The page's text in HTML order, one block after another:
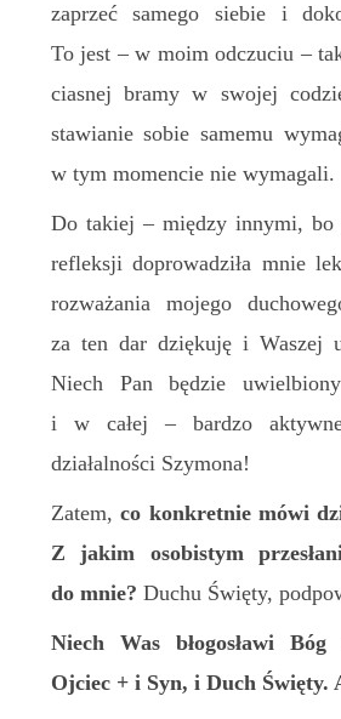
zaprzeć samego siebie i
To jest – w moim odczuciu –
ciasnej bramy w swojej
stawianie sobie samemu
w tym momencie nie wymagali.
Do takiej – między innymi,
refleksji doprowadziła mnie
rozważania mojego
za ten dar dziękuję i Waszej
Niech Pan będzie
i w całej – bardzo
działalności Szymona!
Zatem,co konkretnie mówi
Z jakim osobistym
do mnie? Duchu Święty,
Niech Was błogosławi Bóg
Ojciec + i Syn, i Duch Święty.